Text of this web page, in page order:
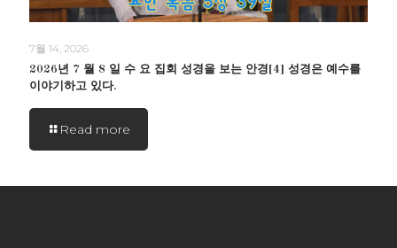
7월 14, 2026
2026년 7 월 8 일 수 요 집회 성경을 보는 안경[4] 성경은 예수를
이야기하고 있다.
Read more